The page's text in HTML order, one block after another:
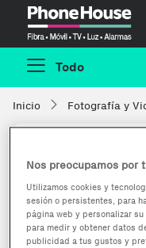
Todo
Inicio Fotografía y
Nos preocupamos por
Utilizamos cookies y
sesión o persistentes, para
página web y personalizar
para medir y obtener datos
publicidad a tus gustos y